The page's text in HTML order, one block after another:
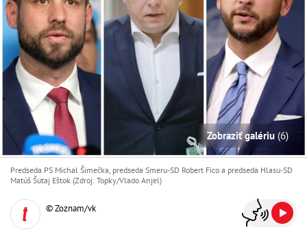
Zobraziť galériu (6)
Predseda PS Michal Šimečka, predseda Smeru-SD Robert Fico a predseda Hlasu-SD
Matúš Šutaj Eštok (Zdroj: Topky/Vlado Anjel)
© Zoznam/vk